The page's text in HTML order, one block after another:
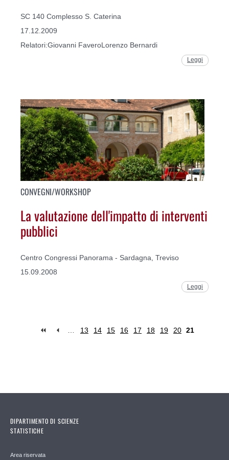
SC 140 Complesso S. Caterina
17.12.2009
Relatori:Giovanni FaveroLorenzo Bernardi
Leggi
CONVEGNI/WORKSHOP
La valutazione dell'impatto di interventi
pubblici
Centro Congressi Panorama - Sardagna, Treviso
15.09.2008
Leggi
… 13 14 15 16 17 18 19 20 21
DIPARTIMENTO DI SCIENZE
STATISTICHE
Area riservata